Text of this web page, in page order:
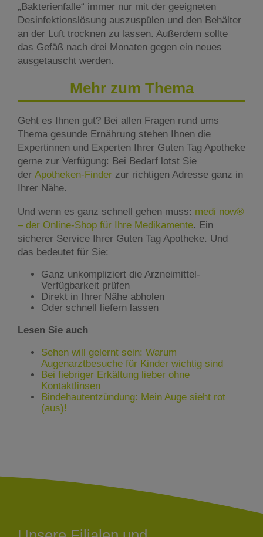
„Bakterienfalle“ immer nur mit der geeigneten
Desinfektionslösung auszuspülen und den Behälter
an der Luft trocknen zu lassen. Außerdem sollte
das Gefäß nach drei Monaten gegen ein neues
ausgetauscht werden.
Mehr zum Thema
Geht es Ihnen gut? Bei allen Fragen rund ums
Thema gesunde Ernährung stehen Ihnen die
Expertinnen und Experten Ihrer Guten Tag Apotheke
gerne zur Verfügung: Bei Bedarf lotst Sie
der Apotheken-Finder zur richtigen Adresse ganz in
Ihrer Nähe.
Und wenn es ganz schnell gehen muss: medi now®
– der Online-Shop für Ihre Medikamente. Ein
sicherer Service Ihrer Guten Tag Apotheke. Und
das bedeutet für Sie:
Ganz unkompliziert die Arzneimittel-
Verfügbarkeit prüfen
Direkt in Ihrer Nähe abholen
Oder schnell liefern lassen
Lesen Sie auch
Sehen will gelernt sein: Warum
Augenarztbesuche für Kinder wichtig sind
Bei fiebriger Erkältung lieber ohne
Kontaktlinsen
Bindehautentzündung: Mein Auge sieht rot
(aus)!